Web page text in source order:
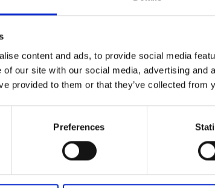
content and ads, to provide social media
of our site with our social media, advertising and
provided to them or that they’ve collected from
Preferences
både för vuxna och för barn.
paddelturen till ett riktigt äventyr kan
med på den självguidade turen Vraksafari.
och ta del av vrakens historier och får
tur finns även som guidad tur med Naven.
kajak eller kanot med dig finns det möjlighet